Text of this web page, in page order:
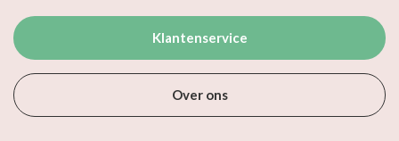
Klantenservice
Over ons